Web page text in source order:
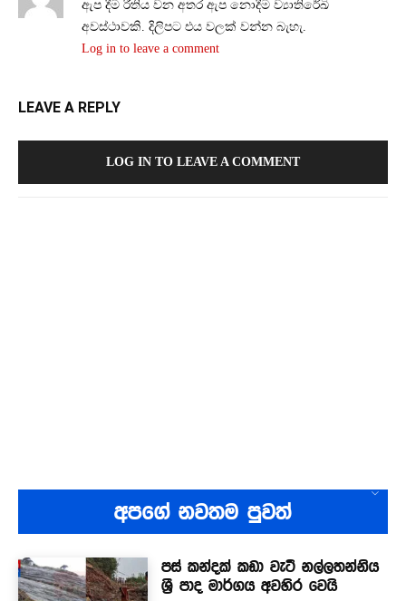
ඇප දීම රීතිය වන අතර ඇප නොදීම ව්‍යාතිරේඛි
අවස්ථාවකි. දිලිපට එය වලක් වන්න බැහැ.
Log in to leave a comment
LEAVE A REPLY
LOG IN TO LEAVE A COMMENT
අපගේ නවතම පුවත්
පස් කන්දක් කඩා වැටී නල්ලතන්නිය
ශ්‍රී පාද මාර්ගය අවහිර වෙයි